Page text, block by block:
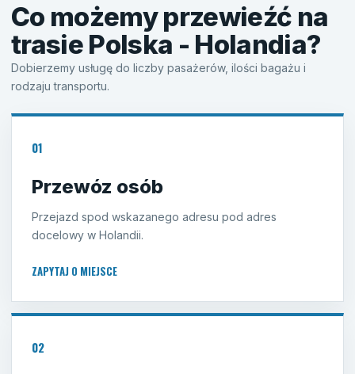
Co możemy przewieźć na
trasie Polska - Holandia?
Dobierzemy usługę do liczby pasażerów, ilości bagażu i
rodzaju transportu.
01
Przewóz osób
Przejazd spod wskazanego adresu pod adres
docelowy w Holandii.
ZAPYTAJ O MIEJSCE
02